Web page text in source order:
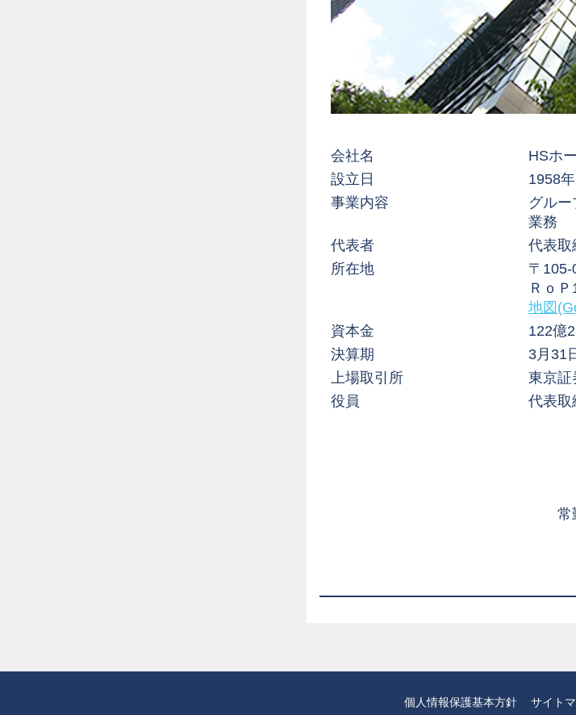
会社名
HSホ
設立日
1958
事業内容
グル
業務
代表者
代表
所在地
〒
Ｒｏ
地図
資本金
122億
決算期
3月31
上場取引所
東京証
役員
代表取
常
個人情報保護基本方針 サイト